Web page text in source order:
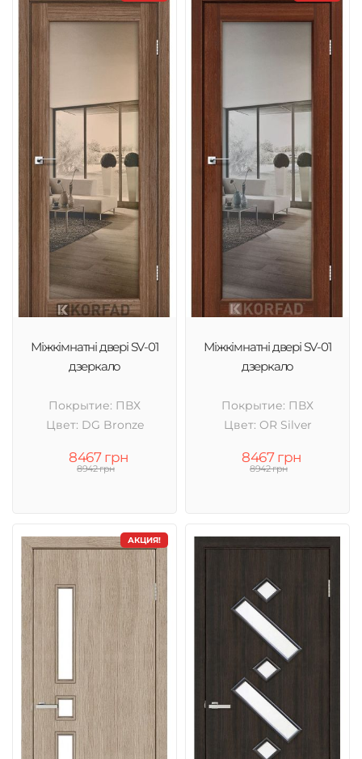
Міжкімнатні двері SV-01
дзеркало
Покрытие: ПВХ
Цвет: DG Bronze
8467 грн
8942 грн
Міжкімнатні двері SV-01
дзеркало
Покрытие: ПВХ
Цвет: OR Silver
8467 грн
8942 грн
АКЦИЯ!